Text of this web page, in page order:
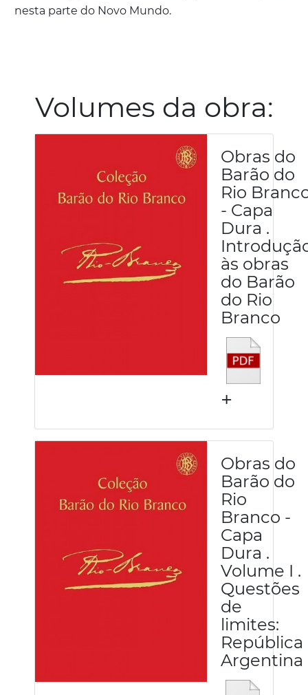
nesta parte do Novo Mundo.
Volumes da obra:
Obras do
Barão do
Rio
- Capa
Dura .
às obras
do Barão
do Rio
Branco
+
Obras do
Barão do
Rio
Branco -
Capa
Dura .
Volume I .
Questões
de
limites:
República
Argentina